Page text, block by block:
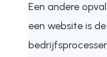
Een andere
een website is